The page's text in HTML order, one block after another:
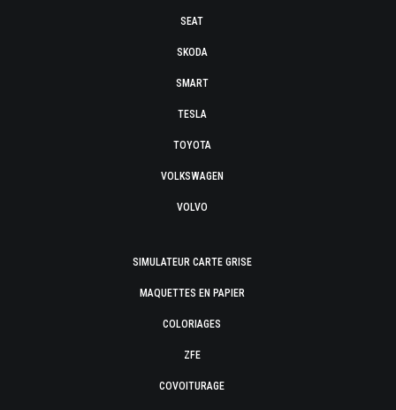
SEAT
SKODA
SMART
TESLA
TOYOTA
VOLKSWAGEN
VOLVO
SIMULATEUR CARTE GRISE
MAQUETTES EN PAPIER
COLORIAGES
ZFE
COVOITURAGE